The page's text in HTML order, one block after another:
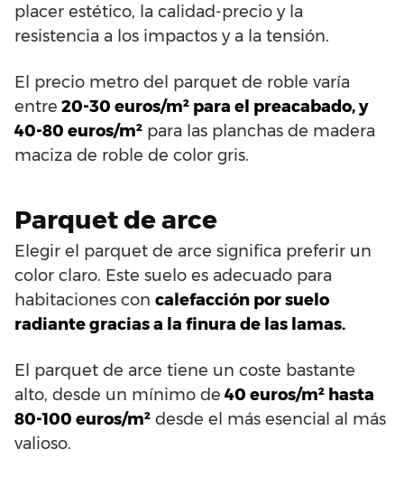
placer estético, la calidad-precio y la
resistencia a los impactos y a la tensión.
El precio metro del parquet de roble varía
entre 20-30 euros/m² para el preacabado, y
40-80 euros/m² para las planchas de madera
maciza de roble de color gris.
Parquet de arce
Elegir el parquet de arce significa preferir un
color claro. Este suelo es adecuado para
habitaciones con calefacción por suelo
radiante gracias a la finura de las lamas.
El parquet de arce tiene un coste bastante
alto, desde un mínimo de 40 euros/m² hasta
80-100 euros/m² desde el más esencial al más
valioso.